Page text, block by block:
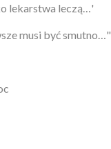
lekarstwa leczą…'
musi być smutno…"